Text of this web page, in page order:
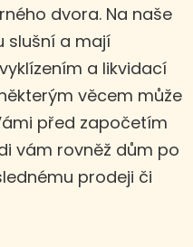
dvora. Na naše
slušní a mají
a likvidací
věcem může
před započetím
vám rovněž dům po
prodeji či